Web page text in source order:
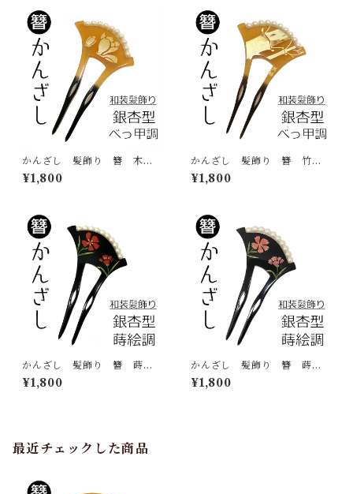
かんざし 髪飾り 簪 木
蓮 べっ甲調 蒔絵調 パー
ル 銀杏型 バチ型 2本挿
¥1,800
かんざし 髪飾り 簪 竹
べっ甲調 蒔絵調 パール
銀杏型 バチ型 2本挿し ヘ
¥1,800
かんざし 髪飾り 簪 蒔絵
調 パール 撫子 赤 銀杏
型 バチ型 2本挿し ヘアア
¥1,800
かんざし 髪飾り 簪 蒔絵
調 パール 撫子 ピンク
銀杏型 バチ型 2本挿し ヘ
¥1,800
最近チェックした商品